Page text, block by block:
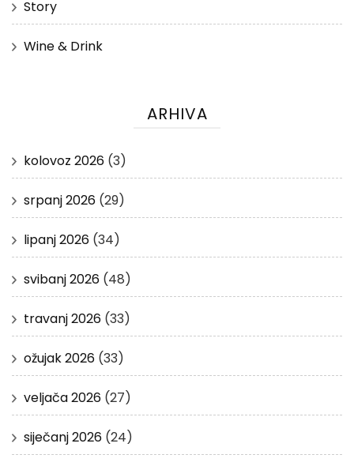
Story
Wine & Drink
ARHIVA
kolovoz 2026 (3)
srpanj 2026 (29)
lipanj 2026 (34)
svibanj 2026 (48)
travanj 2026 (33)
ožujak 2026 (33)
veljača 2026 (27)
siječanj 2026 (24)